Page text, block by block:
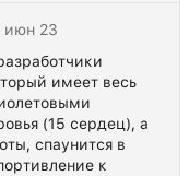
июн 23
имеет весь
(15 сердец), а
спаунится в
к